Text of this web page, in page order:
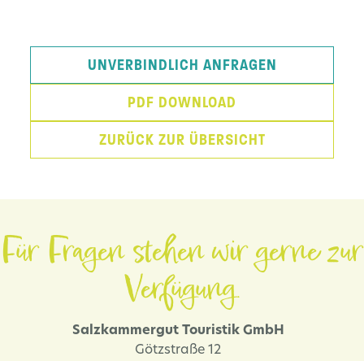
UNVERBINDLICH ANFRAGEN
PDF DOWNLOAD
ZURÜCK ZUR ÜBERSICHT
Für Fragen stehen wir gerne zur
Verfügung.
Salzkammergut Touristik GmbH
Götzstraße 12